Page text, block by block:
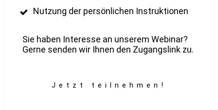
Nutzung der persönlichen Instruktionen
Sie haben Interesse an unserem Webinar?
Gerne senden wir Ihnen den Zugangslink zu.
Jetzt teilnehmen!